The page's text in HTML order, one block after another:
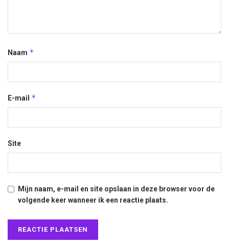
Naam *
E-mail *
Site
Mijn naam, e-mail en site opslaan in deze browser voor de
volgende keer wanneer ik een reactie plaats.